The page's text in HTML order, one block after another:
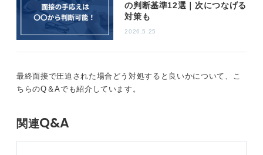
の判断基準12選｜次につなげる
対策も
2026.5.25
最終面接で圧迫された場合どう対処すると良いかについて、こ
ちらのQ＆Aでも紹介しています。
関連Q&A